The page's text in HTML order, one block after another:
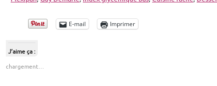
E-mail Imprimer
J’aime ça :
chargement…